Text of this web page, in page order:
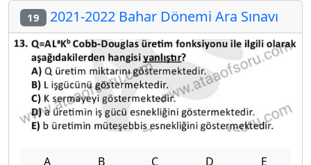
19 2021-2022 Bahar Dönemi Ara Sınavı
A B C D E